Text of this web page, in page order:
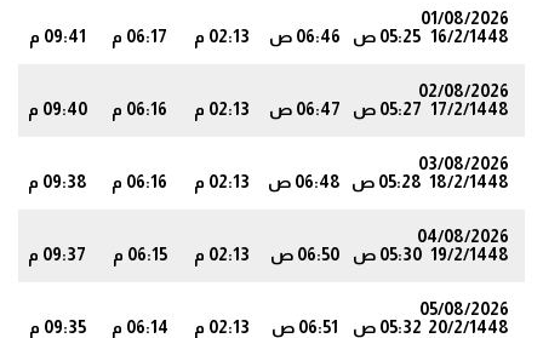
01/08/2026
16/2/1448 05:25 ص 06:46 ص 02:13 م 06:17 م 09:41 م
02/08/2026
17/2/1448 05:27 ص 06:47 ص 02:13 م 06:16 م 09:40 م
03/08/2026
18/2/1448 05:28 ص 06:48 ص 02:13 م 06:16 م 09:38 م
04/08/2026
19/2/1448 05:30 ص 06:50 ص 02:13 م 06:15 م 09:37 م
05/08/2026
20/2/1448 05:32 ص 06:51 ص 02:13 م 06:14 م 09:35 م